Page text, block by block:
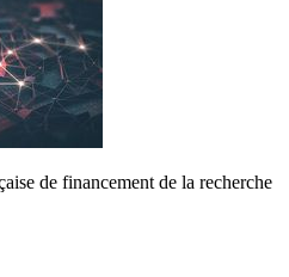
de financement de la recherche